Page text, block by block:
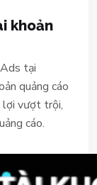
khoản
tại
quảng cáo
lợi vượt trội,
cáo.